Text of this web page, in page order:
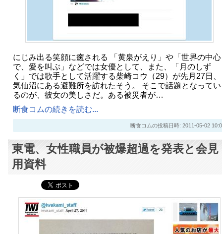
にじみ出る笑顔に癒される 「黄泉がえり」や「世界の中心
で、愛を叫ぶ」などでは女優として、また、「月のしず
く」では歌手として活躍する柴崎コウ（29）が先月27日、
気仙沼にある避難所を訪れたそう。 そこで話題となってい
るのが、彼女の美しさだ。ある被災者が…
断食コムの続きを読む...
断食コムの投稿日時: 2011-05-02
東電、女性職員が被爆超過を発表と会見
用資料